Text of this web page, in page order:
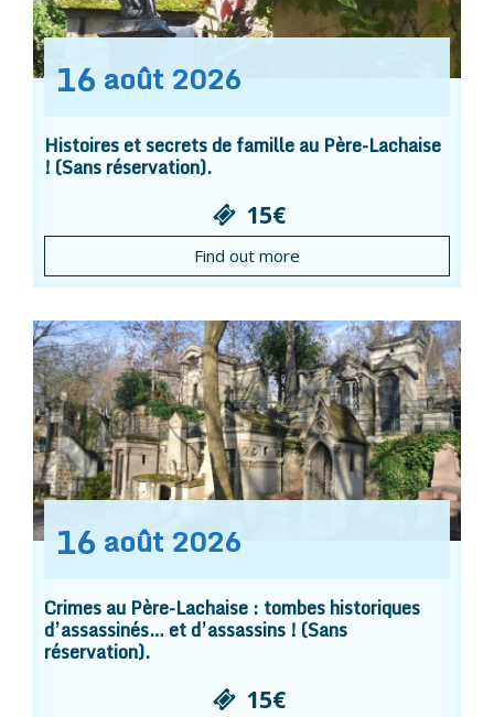
16 août 2026
Histoires et secrets de famille au Père-Lachaise
! (Sans réservation).
15€
Find out more
16 août 2026
Crimes au Père-Lachaise : tombes historiques
d’assassinés… et d’assassins ! (Sans
réservation).
15€